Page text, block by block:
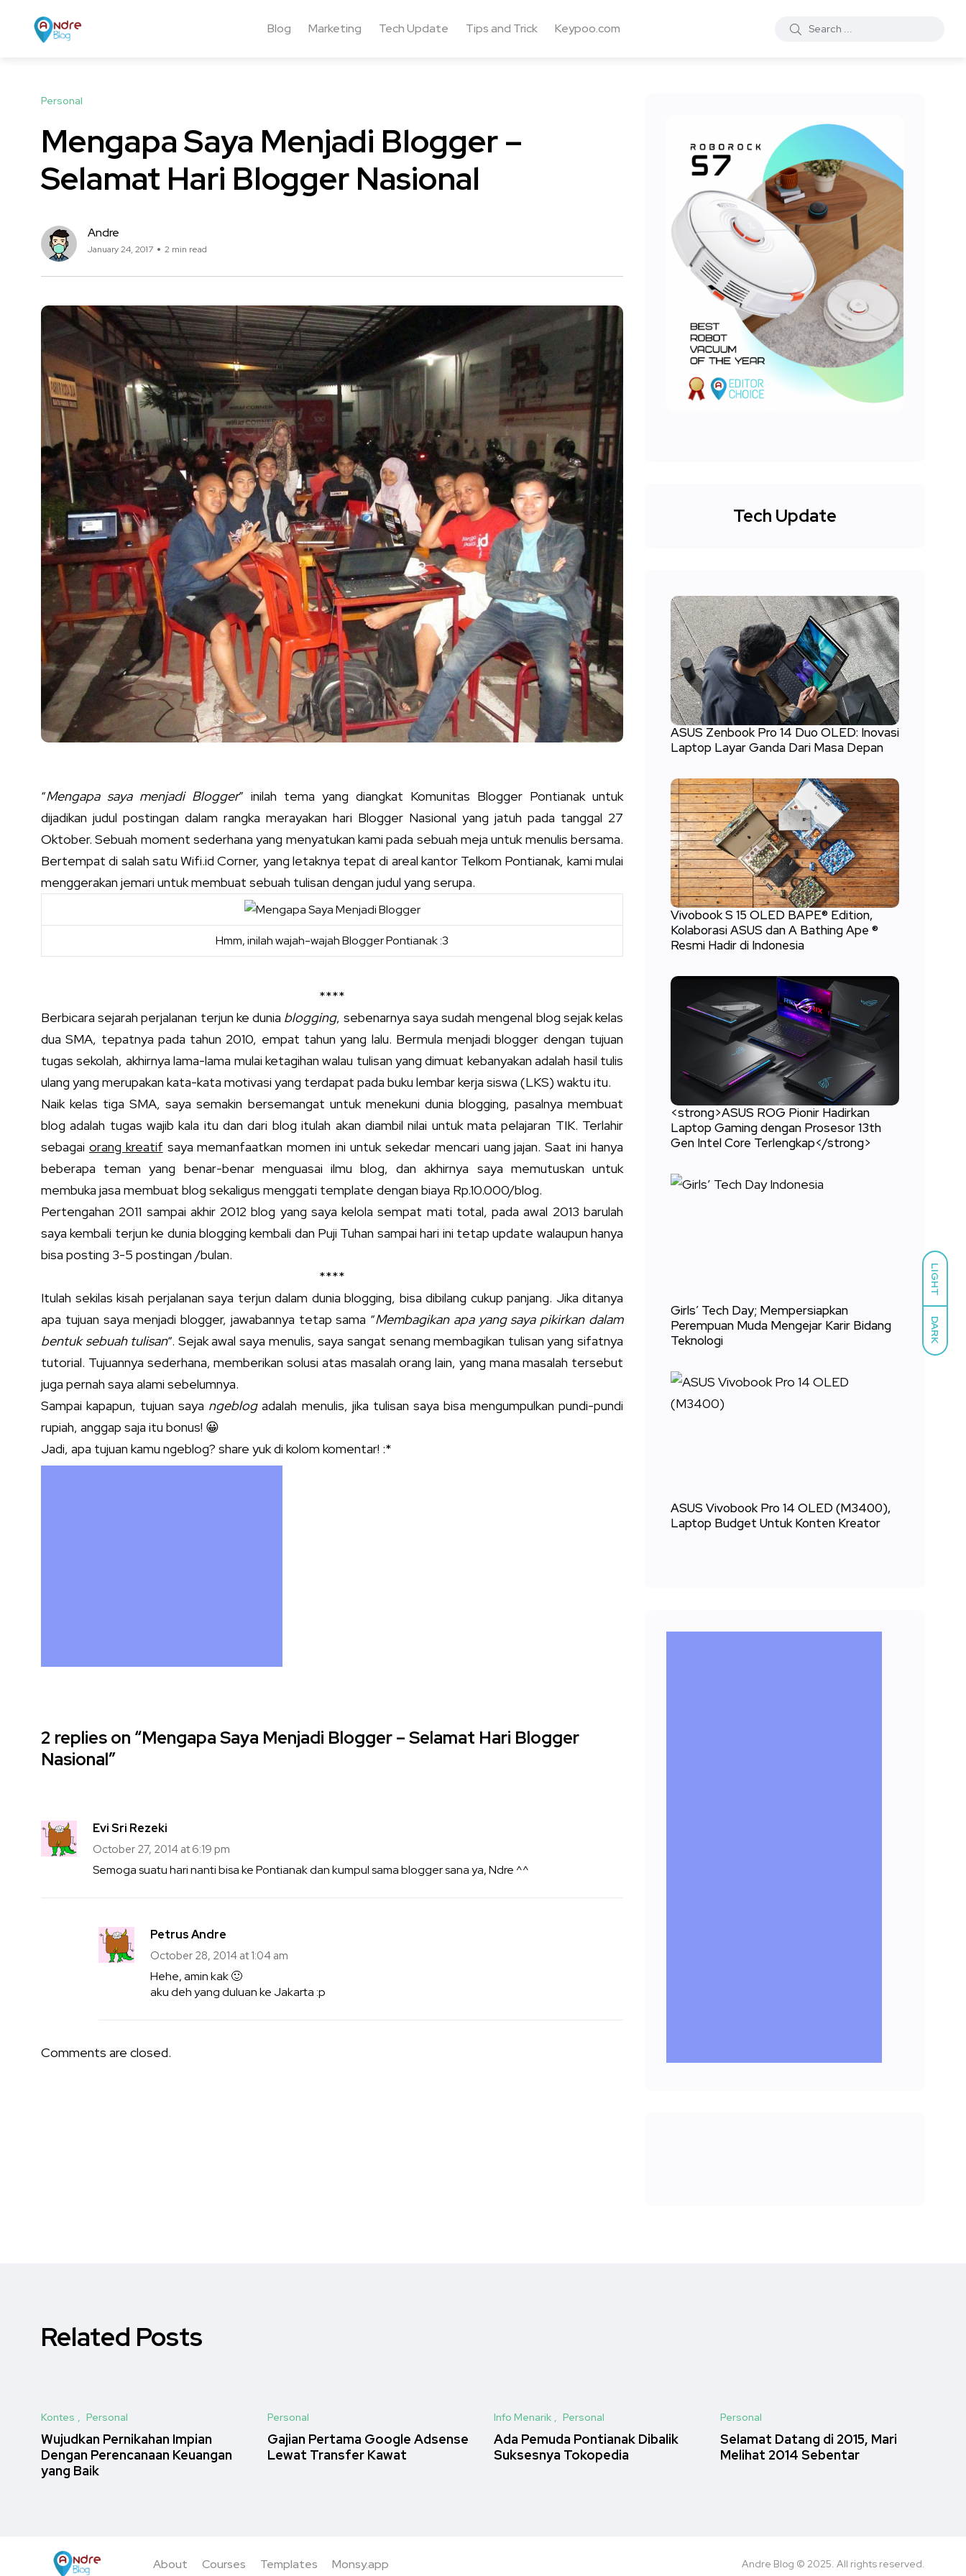
LIGHT
DARK
Blog Marketing Tech Update Tips and Trick Keypoo.com
Personal
Mengapa Saya Menjadi Blogger –
Selamat Hari Blogger Nasional
Andre
January 24, 2017 2 min read
“Mengapa saya menjadi Blogger” inilah tema yang diangkat Komunitas Blogger Pontianak untuk
dijadikan judul postingan dalam rangka merayakan hari Blogger Nasional yang jatuh pada tanggal 27
Oktober. Sebuah moment sederhana yang menyatukan kami pada sebuah meja untuk menulis bersama.
Bertempat di salah satu Wifi.id Corner, yang letaknya tepat di areal kantor Telkom Pontianak, kami mulai
menggerakan jemari untuk membuat sebuah tulisan dengan judul yang serupa.
Hmm, inilah wajah-wajah Blogger Pontianak :3
****
Berbicara sejarah perjalanan terjun ke dunia blogging, sebenarnya saya sudah mengenal blog sejak kelas
dua SMA, tepatnya pada tahun 2010, empat tahun yang lalu. Bermula menjadi blogger dengan tujuan
tugas sekolah, akhirnya lama-lama mulai ketagihan walau tulisan yang dimuat kebanyakan adalah hasil tulis
ulang yang merupakan kata-kata motivasi yang terdapat pada buku lembar kerja siswa (LKS) waktu itu.
Naik kelas tiga SMA, saya semakin bersemangat untuk menekuni dunia blogging, pasalnya membuat
blog adalah tugas wajib kala itu dan dari blog itulah akan diambil nilai untuk mata pelajaran TIK. Terlahir
sebagai orang kreatif saya memanfaatkan momen ini untuk sekedar mencari uang jajan. Saat ini hanya
beberapa teman yang benar-benar menguasai ilmu blog, dan akhirnya saya memutuskan untuk
membuka jasa membuat blog sekaligus menggati template dengan biaya Rp.10.000/blog.
Pertengahan 2011 sampai akhir 2012 blog yang saya kelola sempat mati total, pada awal 2013 barulah
saya kembali terjun ke dunia blogging kembali dan Puji Tuhan sampai hari ini tetap update walaupun hanya
bisa posting 3-5 postingan /bulan.
****
Itulah sekilas kisah perjalanan saya terjun dalam dunia blogging, bisa dibilang cukup panjang. Jika ditanya
apa tujuan saya menjadi blogger, jawabannya tetap sama “Membagikan apa yang saya pikirkan dalam
bentuk sebuah tulisan“. Sejak awal saya menulis, saya sangat senang membagikan tulisan yang sifatnya
tutorial. Tujuannya sederhana, memberikan solusi atas masalah orang lain, yang mana masalah tersebut
juga pernah saya alami sebelumnya.
Sampai kapapun, tujuan saya ngeblogadalah menulis, jika tulisan saya bisa mengumpulkan pundi-pundi
rupiah, anggap saja itu bonus! 😀
Jadi, apa tujuan kamu ngeblog? share yuk di kolom komentar! :*
2 replies on “Mengapa Saya Menjadi Blogger – Selamat Hari Blogger
Nasional”
Evi Sri Rezeki
October 27, 2014 at 6:19 pm
Semoga suatu hari nanti bisa ke Pontianak dan kumpul sama blogger sana ya, Ndre ^^
Petrus Andre
October 28, 2014 at 1:04 am
Hehe, amin kak 🙂
aku deh yang duluan ke Jakarta :p
Comments are closed.
Tech Update
ASUS Zenbook Pro 14 Duo OLED: Inovasi
Laptop Layar Ganda Dari Masa Depan
Vivobook S 15 OLED BAPE® Edition,
Kolaborasi ASUS dan A Bathing Ape ®
Resmi Hadir di Indonesia
<strong>ASUS ROG Pionir Hadirkan
Laptop Gaming dengan Prosesor 13th
Gen Intel Core Terlengkap</strong>
Girls’ Tech Day; Mempersiapkan
Perempuan Muda Mengejar Karir Bidang
Teknologi
ASUS Vivobook Pro 14 OLED (M3400),
Laptop Budget Untuk Konten Kreator
Related Posts
Kontes Personal
Wujudkan Pernikahan Impian
Dengan Perencanaan Keuangan
yang Baik
Personal
Gajian Pertama Google Adsense
Lewat Transfer Kawat
Info Menarik Personal
Ada Pemuda Pontianak Dibalik
Suksesnya Tokopedia
Personal
Selamat Datang di 2015, Mari
Melihat 2014 Sebentar
About Courses Templates Monsy.app Andre Blog © 2025. All rights reserved.